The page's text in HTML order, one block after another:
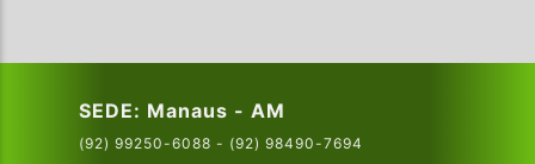
SEDE: Manaus - AM
(92) 99250-6088 - (92) 98490-7694